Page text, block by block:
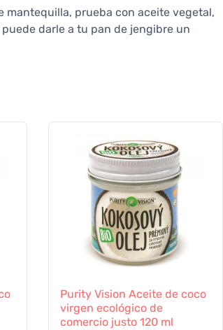
mantequilla, prueba con aceite vegetal,
darle a tu pan de jengibre un
Purity Vision Aceite de coco
virgen ecológico de
comercio justo 120 ml